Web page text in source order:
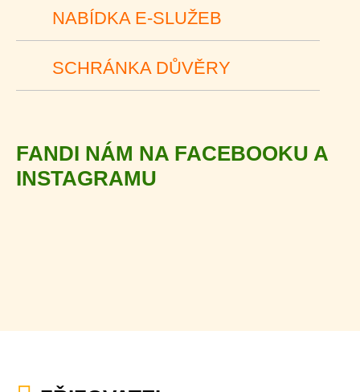
NABÍDKA E-SLUŽEB
SCHRÁNKA DŮVĚRY
FANDI NÁM NA FACEBOOKU A
INSTAGRAMU